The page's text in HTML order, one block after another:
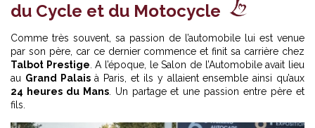
du Cycle et du Motocycle
Comme très souvent, sa passion de l’automobile lui est venue
par son père, car ce dernier commence et finit sa carrière chez
Talbot Prestige . A l’époque, le Salon de l’Automobile avait lieu
au Grand Palaisà Paris, et ils y allaient ensemble ainsi qu’aux
24 heures du Mans. Un partage et une passion entre père et
fils.